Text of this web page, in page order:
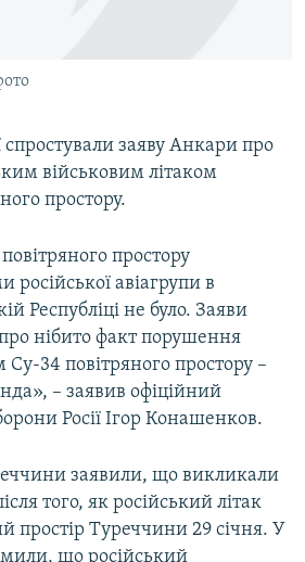
спростували заяву Анкари про
військовим літаком
простору.
простору
російської авіагрупи в
Республіці не було. Заяви
нібито факт порушення
Су-34 повітряного простору –
– заявив офіційний
Росії Ігор Конашенков.
заявили, що викликали
того, як російський літак
простір Туреччини 29 січня. У
що російський